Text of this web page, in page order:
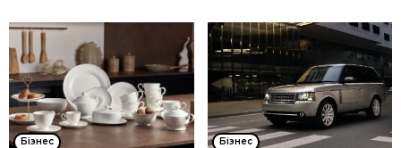
Бізнес Бізнес